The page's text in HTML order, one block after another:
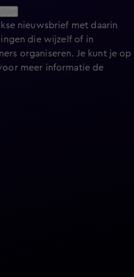
nieuwsbrief met daarin
die wijzelf of in
organiseren. Je kunt je op
meer informatie de